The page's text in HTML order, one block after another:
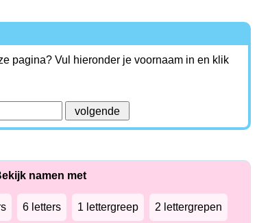
pagina? Vul hieronder je voornaam in en klik
namen met
6 letters 1 lettergreep 2 lettergrepen